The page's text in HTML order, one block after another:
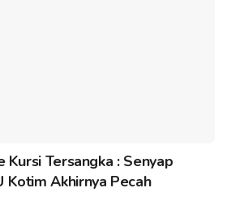
Kursi Tersangka : Senyap
Kotim Akhirnya Pecah